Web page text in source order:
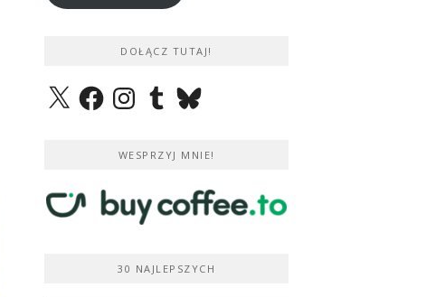
DOŁĄCZ TUTAJ!
X FacebookInstagramTumblrBluesky
WESPRZYJ MNIE!
30 NAJLEPSZYCH